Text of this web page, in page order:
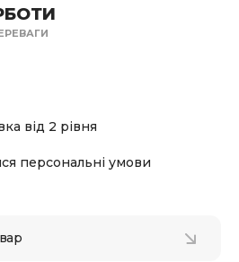
від 2 рівня
персональні умови